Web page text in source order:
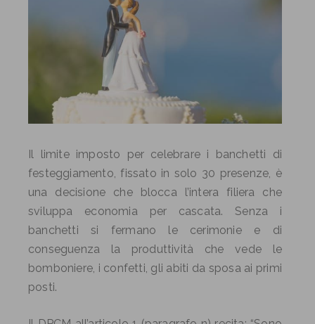
Il limite imposto per celebrare i banchetti di
festeggiamento, fissato in solo 30 presenze, è
una decisione che blocca l’intera filiera che
sviluppa economia per cascata. Senza i
banchetti si fermano le cerimonie e di
conseguenza la produttività che vede le
bomboniere, i confetti, gli abiti da sposa ai primi
posti.